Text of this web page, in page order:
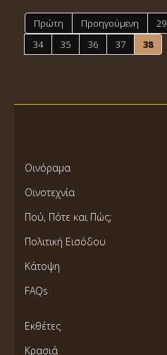
Πρώτη Προηγούμενη 29
34
35 36 37 38
Οινόραμα
Οινοτεχνία
Πού, Πότε και Πώς;
Πολιτική Εισόδου
Κάτοψη
FAQs
Εκθέτες
Κρασιά